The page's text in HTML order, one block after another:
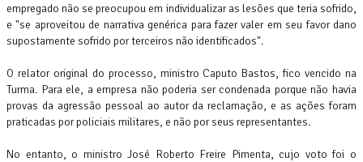
empregado não se preocupou em individualizar as lesões que teria sofrido,
e "se aproveitou de narrativa genérica para fazer valer em seu favor dano
supostamente sofrido por terceiros não identificados".
O relator original do processo, ministro Caputo Bastos, fico vencido na
Turma. Para ele, a empresa não poderia ser condenada porque não havia
provas da agressão pessoal ao autor da reclamação, e as ações foram
praticadas por policiais militares, e não por seus representantes.
No entanto, o ministro José Roberto Freire Pimenta, cujo voto foi o